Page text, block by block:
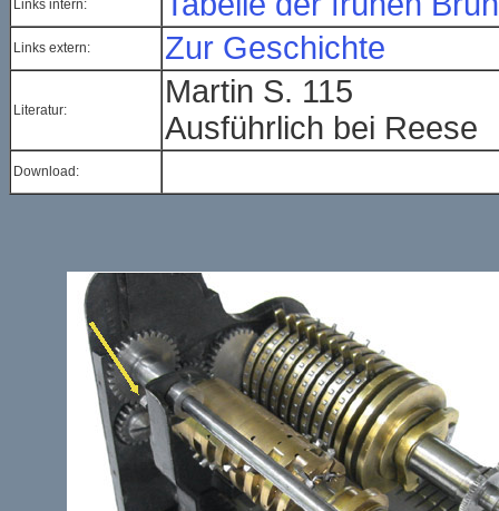
Links intern:
Links extern: Zur Geschichte
Literatur:
Martin S. 115
Ausführlich bei Reese
Download: